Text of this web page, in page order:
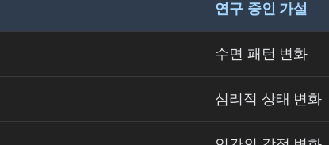
연구 중인 가설
수면 패턴 변화
심리적 상태 변화